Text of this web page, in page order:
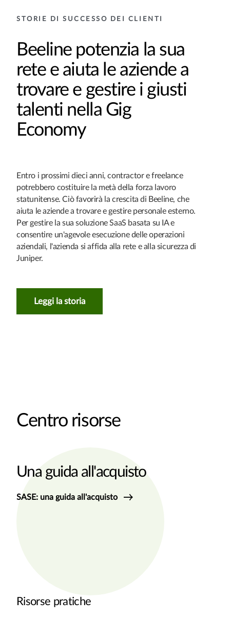
STORIE DI SUCCESSO DEI CLIENTI
Beeline potenzia la sua
rete e aiuta le aziende a
trovare e gestire i giusti
talenti nella Gig
Economy
Entro i prossimi dieci anni, contractor e freelance
potrebbero costituire la metà della forza lavoro
statunitense. Ciò favorirà la crescita di Beeline, che
aiuta le aziende a trovare e gestire personale esterno.
Per gestire la sua soluzione SaaS basata su IA e
consentire un'agevole esecuzione delle operazioni
aziendali, l'azienda si affida alla rete e alla sicurezza di
Juniper.
Leggi la storia
Centro risorse
Risorse pratiche
Una guida all'acquisto
SASE: una guida all'acquisto